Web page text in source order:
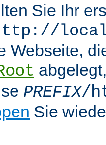
Sie Ihr
Webseite,
PREFIX/
Sie